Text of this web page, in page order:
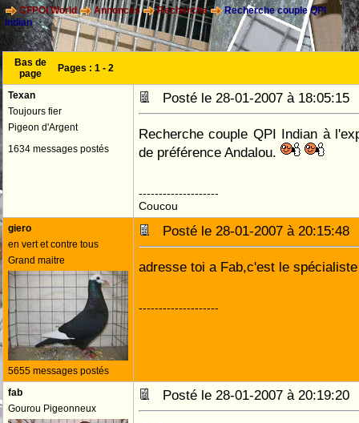
CFPOI World Annonces Recherche
Recherche couple QPI
Indian
Bas de
page
Pages : 1 - 2
Texan
Toujours fier
Pigeon d'Argent
1634 messages postés
Posté le 28-01-2007 à
Recherche couple QPI Indian à
de préférence Andalou.
--------------------
Coucou
giero
en vert et contre tous
Grand maitre
5655 messages postés
Posté le 28-01-2007 à
adresse toi a Fab,c'est le
--------------------
fab
Gourou Pigeonneux
Posté le 28-01-2007 à